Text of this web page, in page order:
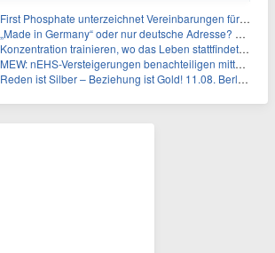
First Phosphate unterzeichnet Vereinbarungen für nicht zu refundierende Zuwendungen in Höhe von 4,84 Mio. $ von der kanadischen Regierung für Straßeninfrastruktur und Stromübertragungsleitungen
„Made in Germany“ oder nur deutsche Adresse? So erkennen Sie, wo Ihre Leiterplatten wirklich gefertigt werden
Konzentration trainieren, wo das Leben stattfindet: Mobile EEG-Technologie bringt Neurofeedback in den Alltag
MEW: nEHS-Versteigerungen benachteiligen mittelständische Unternehmen
Reden ist Silber – Beziehung ist Gold! 11.08. Berlin – 18:30 Uhr